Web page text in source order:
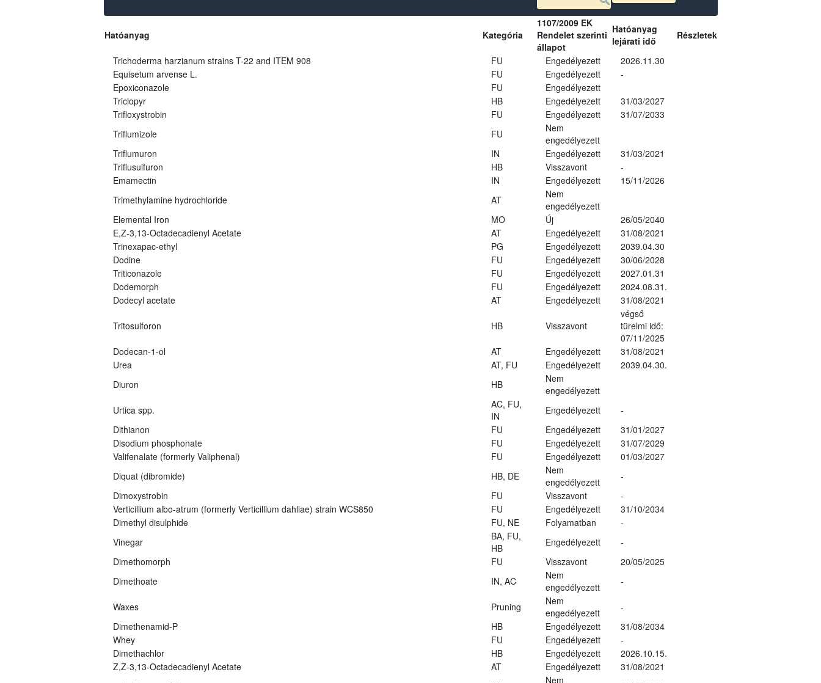
Hatóanyag Kategória
1107/2009 EK
Rendelet szerinti
állapot
Hatóanyag
lejárati idő
Részletek
Trichoderma harzianum strains T-22 and ITEM 908 FU Engedélyezett
2026.11.30
Equisetum arvense L.
FU Engedélyezett
-
Epoxiconazole
FU
Engedélyezett
Triclopyr
HB Engedélyezett
31/03/2027
Trifloxystrobin
FU Engedélyezett
31/07/2033
Triflumizole
FU
Nem
engedélyezett
Triflumuron
IN Engedélyezett
31/03/2021
Triflusulfuron
HB Visszavont
-
Emamectin
IN Engedélyezett
15/11/2026
Trimethylamine hydrochloride
AT
Nem
engedélyezett
Elemental Iron
MO Új
26/05/2040
E,Z-3,13-Octadecadienyl Acetate
AT Engedélyezett
31/08/2021
Trinexapac-ethyl
PG Engedélyezett
2039.04.30
Dodine
FU Engedélyezett
30/06/2028
Triticonazole
FU Engedélyezett
2027.01.31
Dodemorph
FU Engedélyezett
2024.08.31.
Dodecyl acetate
AT Engedélyezett 31/08/2021
Tritosulforon HB Visszavont
végső
türelmi idő:
07/11/2025
Dodecan-1-ol
AT Engedélyezett
31/08/2021
Urea
AT, FU Engedélyezett
2039.04.30.
Diuron
HB
Nem
engedélyezett
Urtica spp.
AC, FU,
IN
Engedélyezett
-
Dithianon
FU Engedélyezett
31/01/2027
Disodium phosphonate
FU Engedélyezett
31/07/2029
Valifenalate (formerly Valiphenal)
FU Engedélyezett
01/03/2027
Diquat (dibromide)
HB, DE
Nem
engedélyezett
-
Dimoxystrobin
FU Visszavont
-
Verticillium albo-atrum (formerly Verticillium dahliae) strain WCS850
FU Engedélyezett
31/10/2034
Dimethyl disulphide
FU, NE Folyamatban
-
Vinegar
BA, FU,
HB
Engedélyezett
-
Dimethomorph
FU Visszavont
20/05/2025
Dimethoate
IN, AC
Nem
engedélyezett
-
Waxes Pruning
Nem
engedélyezett
-
Dimethenamid-P
HB Engedélyezett
31/08/2034
Whey
FU Engedélyezett
-
Dimethachlor
HB Engedélyezett
2026.10.15.
Z,Z-3,13-Octadecadienyl Acetate
AT Engedélyezett
31/08/2021
Nem